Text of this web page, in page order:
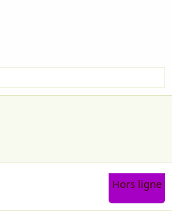
Hors ligne